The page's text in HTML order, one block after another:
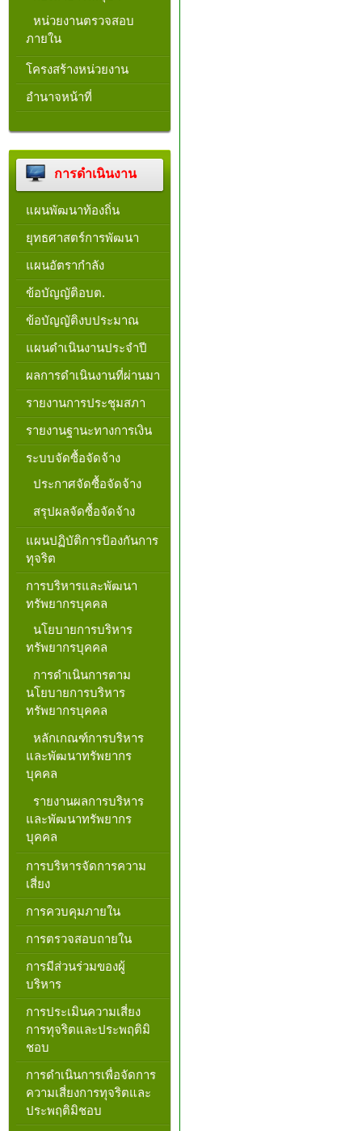
หน่วยงานตรวจสอบ
ภายใน
โครงสร้างหน่วยงาน​
อำนาจหน้าที่
การดำเนินงาน
แผนพัฒนาท้องถิ่น
ยุทธศาสตร์การพัฒนา
แผนอัตรากำลัง
ข้อบัญญัติอบต.
ข้อบัญญัติงบประมาณ
แผนดำเนินงานประจำปี
ผลการดำเนินงานที่ผ่านมา
รายงานการประชุมสภา
รายงานฐานะทางการเงิน
ระบบจัดซื้อจัดจ้าง
ประกาศจัดซื้อจัดจ้าง
สรุปผลจัดซื้อจัดจ้าง
แผนปฏิบัติการป้องกันการ
ทุจริต
การบริหารและพัฒนา
ทรัพยากรบุคคล
นโยบายการบริหาร
ทรัพยากรบุคคล
การดำเนินการตาม
นโยบายการบริหาร
ทรัพยากรบุคคล
หลักเกณฑ์การบริหาร
และพัฒนาทรัพยากร
บุคคล
รายงานผลการบริหาร
และพัฒนาทรัพยากร
บุคคล
การบริหารจัดการความ
เสี่ยง
การควบคุมภายใน
การตรวจสอบถายใน
การมีส่วนร่วมของผู้
บริหาร
การประเมินความเสี่ยง
การทุจริตและประพฤติมิ
ชอบ
การดำเนินการเพื่อจัดการ
ความเสี่ยงการทุจริตและ
ประพฤติมิชอบ